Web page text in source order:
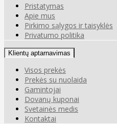
Pristatymas
Apie mus
Pirkimo sąlygos ir taisyklės
Privatumo politika
Klientų aptarnavimas
Visos prekės
Prekės su nuolaida
Gamintojai
Dovanų kuponai
Svetainės medis
Kontaktai